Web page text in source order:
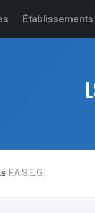
Établissements
F.A.S.E.G.